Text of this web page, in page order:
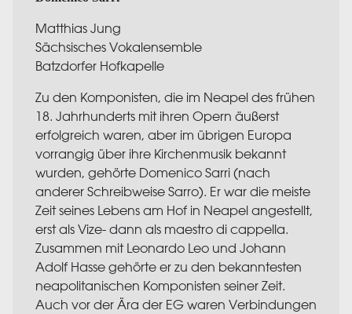
Matthias Jung
Sächsisches Vokalensemble
Batzdorfer Hofkapelle
Zu den Komponisten, die im Neapel des frühen
18. Jahrhunderts mit ihren Opern äußerst
erfolgreich waren, aber im übrigen Europa
vorrangig über ihre Kirchenmusik bekannt
wurden, gehörte Domenico Sarri (nach
anderer Schreibweise Sarro). Er war die meiste
Zeit seines Lebens am Hof in Neapel angestellt,
erst als Vize- dann als maestro di cappella.
Zusammen mit Leonardo Leo und Johann
Adolf Hasse gehörte er zu den bekanntesten
neapolitanischen Komponisten seiner Zeit.
Auch vor der Ära der EG waren Verbindungen